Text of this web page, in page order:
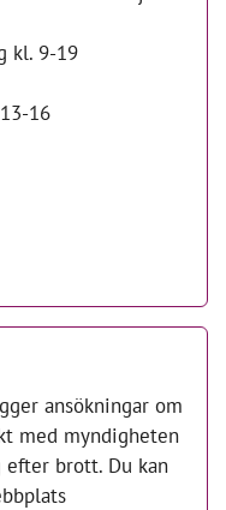
kl. 9-19
16
ansökningar om
med myndigheten
brott. Du kan